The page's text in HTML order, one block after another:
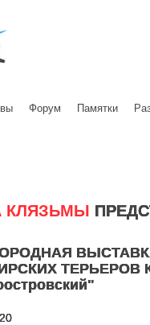
Форум Памятки
КЛЯЗЬМЫ
ТЕРЬЕРОВ